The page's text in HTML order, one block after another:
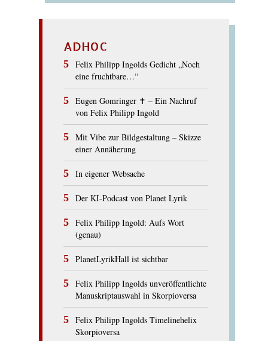
ADHOC
Felix Philipp Ingolds Gedicht „Noch
eine fruchtbare…“
Eugen Gomringer ✝︎ – Ein Nachruf
von Felix Philipp Ingold
Mit Vibe zur Bildgestaltung – Skizze
einer Annäherung
In eigener Websache
Der KI-Podcast von Planet Lyrik
Felix Philipp Ingold: Aufs Wort
(genau)
PlanetLyrikHall ist sichtbar
Felix Philipp Ingolds unveröffentlichte
Manuskriptauswahl in Skorpioversa
Felix Philipp Ingolds Timelinehelix
Skorpioversa